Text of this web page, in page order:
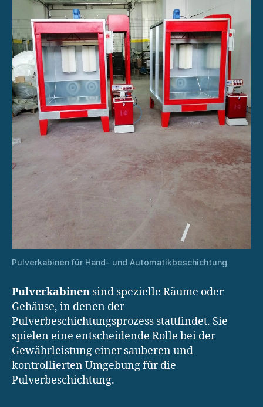
Pulverkabinen für Hand- und Automatikbeschichtung
Pulverkabinen sind spezielle Räume oder
Gehäuse, in denen der
Pulverbeschichtungsprozess stattfindet. Sie
spielen eine entscheidende Rolle bei der
Gewährleistung einer sauberen und
kontrollierten Umgebung für die
Pulverbeschichtung.